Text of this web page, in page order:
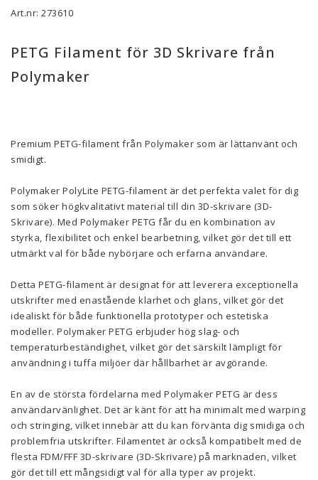
Art.nr: 273610
PETG Filament för 3D Skrivare från
Polymaker
Premium PETG-filament från Polymaker som är lättanvänt och
smidigt.
Polymaker PolyLite PETG-filament är det perfekta valet för dig
som söker högkvalitativt material till din 3D-skrivare (3D-
Skrivare). Med Polymaker PETG får du en kombination av
styrka, flexibilitet och enkel bearbetning, vilket gör det till ett
utmärkt val för både nybörjare och erfarna användare.
Detta PETG-filament är designat för att leverera exceptionella
utskrifter med enastående klarhet och glans, vilket gör det
idealiskt för både funktionella prototyper och estetiska
modeller. Polymaker PETG erbjuder hög slag- och
temperaturbeständighet, vilket gör det särskilt lämpligt för
användning i tuffa miljöer där hållbarhet är avgörande.
En av de största fördelarna med Polymaker PETG är dess
användarvänlighet. Det är känt för att ha minimalt med warping
och stringing, vilket innebär att du kan förvänta dig smidiga och
problemfria utskrifter. Filamentet är också kompatibelt med de
flesta FDM/FFF 3D-skrivare (3D-Skrivare) på marknaden, vilket
gör det till ett mångsidigt val för alla typer av projekt.